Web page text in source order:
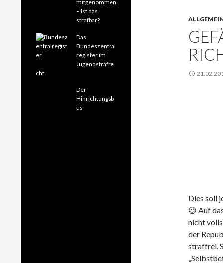
ALLGEMEIN
Dies soll
😉 Auf
nicht
der
straffrei.
mitgenommen
– Ist das
strafbar?
Das
Bundeszentral
register im
Jugendstrafre
cht
Der
Hinrichtungsb
us